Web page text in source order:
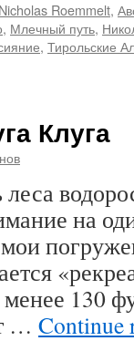
Nicholas Roemmelt,
, Млечный путь,
, Тирольские
Клуга
на
130
… Continue